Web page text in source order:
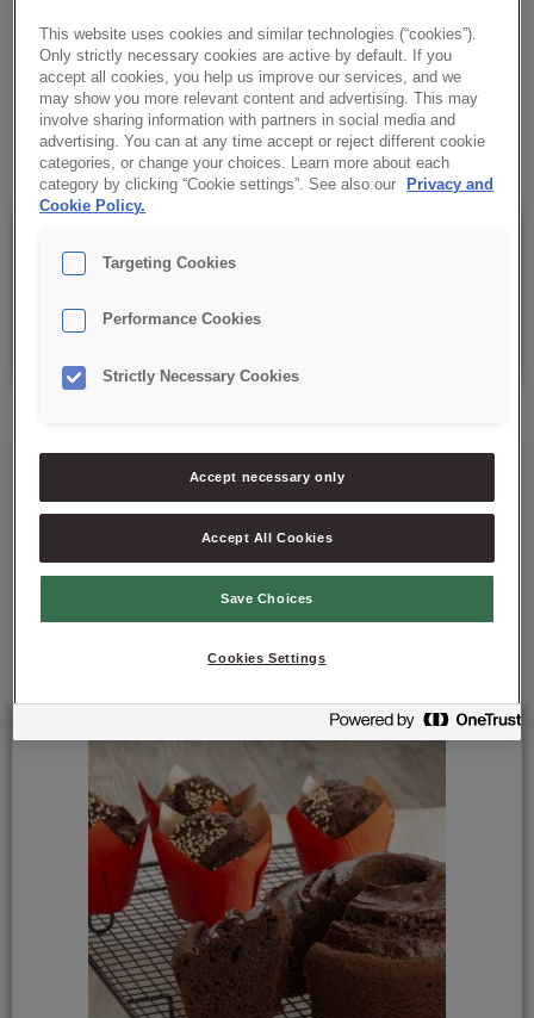
✔ Processo direto e fermentação controlada/bloqueada
até 24h.
✔ Apto para linhas automáticas.
Details
Saco: 5 e 15 kg
Mais soluções para si
This website uses cookies and similar technologies (“cookies”).
Only strictly necessary cookies are active by default. If you
accept all cookies, you help us improve our services, and we
may show you more relevant content and advertising. This may
involve sharing information with partners in social media and
advertising. You can at any time accept or reject different cookie
categories, or change your choices. Learn more about each
category by clicking “Cookie settings”. See also our
Privacy and
Cookie Policy.
Targeting Cookies
Performance Cookies
Strictly Necessary Cookies
Accept necessary only
Accept All Cookies
Save Choices
Cookies Settings